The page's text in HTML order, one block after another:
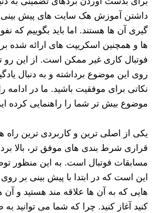
داشتن آموزش هک سایت های پیش بینی
گیری آن ها هستند. اما باید بگوییم که
ها و همچنین اسکریپت های ارائه شده
فوتبال کاری غیر ممکن است. از این رو
روی این موضوع برداشته و به دنبال
نکاتی برای موفقیت باشید. ما در ادامه
موضوع بیش تر شما را راهنمایی کرده
یکی از اصلی ترین و کاربردی ترین راه
قراری شرط بندی های موفق تر، بالا
مسابقات فوتبال است. به این منظور
این است که در ابتدا با پیش بینی بر
هایی که به آن ها علاقه مند هستید و آن
کنید آغاز کنید. چرا که شما می توانید